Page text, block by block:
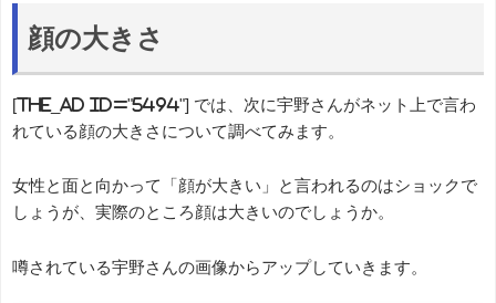
顔の大きさ
[the_ad id="5494"] では、次に宇野さんがネット上で言わ
れている顔の大きさについて調べてみます。
女性と面と向かって「顔が大きい」と言われるのはショックで
しょうが、実際のところ顔は大きいのでしょうか。
噂されている宇野さんの画像からアップしていきます。